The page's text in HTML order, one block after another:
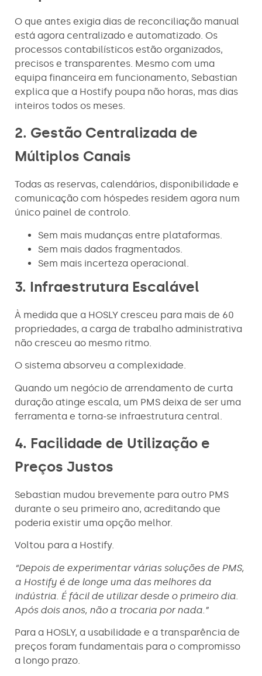
O que antes exigia dias de reconciliação manual
está agora centralizado e automatizado. Os
processos contabilísticos estão organizados,
precisos e transparentes. Mesmo com uma
equipa financeira em funcionamento, Sebastian
explica que a Hostify poupa não horas, mas dias
inteiros todos os meses.
2. Gestão Centralizada de
Múltiplos Canais
Todas as reservas, calendários, disponibilidade e
comunicação com hóspedes residem agora num
único painel de controlo.
Sem mais mudanças entre plataformas.
Sem mais dados fragmentados.
Sem mais incerteza operacional.
3. Infraestrutura Escalável
À medida que a HOSLY cresceu para mais de 60
propriedades, a carga de trabalho administrativa
não cresceu ao mesmo ritmo.
O sistema absorveu a complexidade.
Quando um negócio de arrendamento de curta
duração atinge escala, um PMS deixa de ser uma
ferramenta e torna-se infraestrutura central.
4. Facilidade de Utilização e
Preços Justos
Sebastian mudou brevemente para outro PMS
durante o seu primeiro ano, acreditando que
poderia existir uma opção melhor.
Voltou para a Hostify.
“Depois de experimentar várias soluções de PMS,
a Hostify é de longe uma das melhores da
indústria. É fácil de utilizar desde o primeiro dia.
Após dois anos, não a trocaria por nada.”
Para a HOSLY, a usabilidade e a transparência de
preços foram fundamentais para o compromisso
a longo prazo.